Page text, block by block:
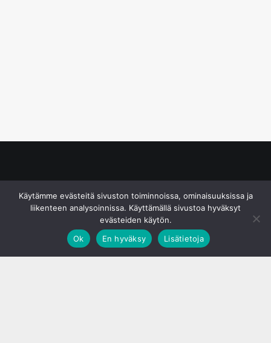
Käytämme evästeitä sivuston toiminnoissa, ominaisuuksissa ja
liikenteen analysoinnissa. Käyttämällä sivustoa hyväksyt
evästeiden käytön.
Ok
En hyväksy Lisätietoja